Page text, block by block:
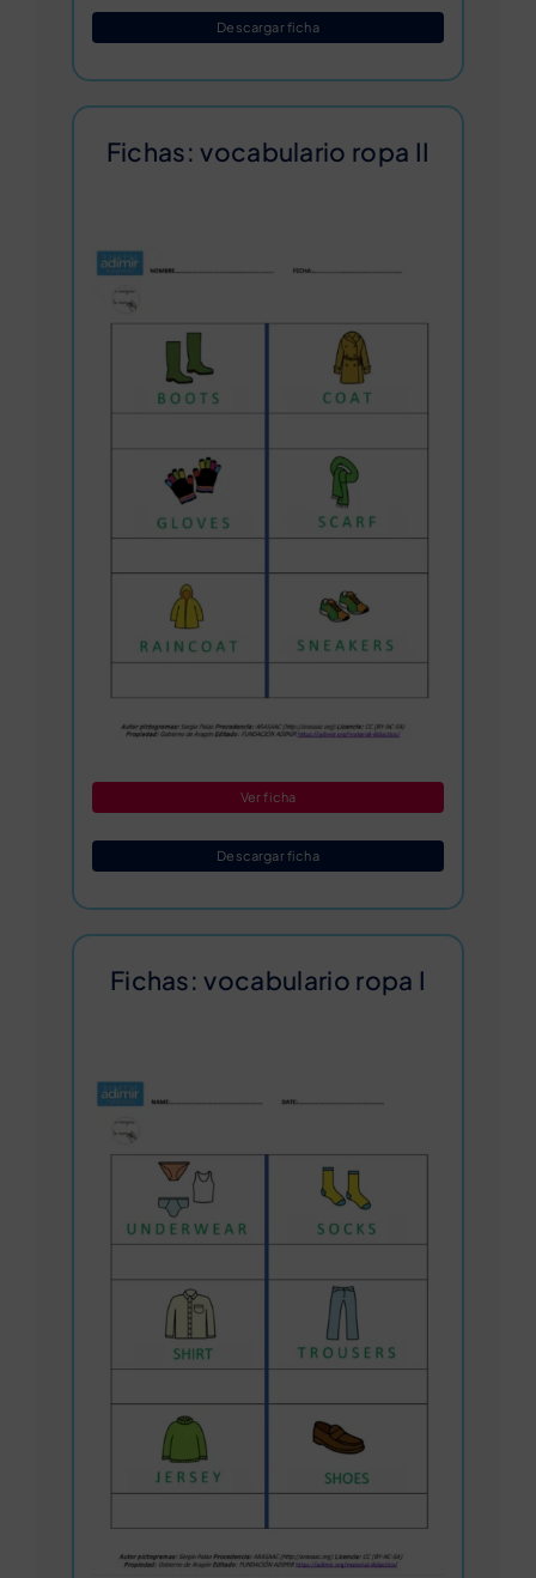
Descargar ficha
Fichas: vocabulario ropa II
Ver ficha
Descargar ficha
Fichas: vocabulario ropa I